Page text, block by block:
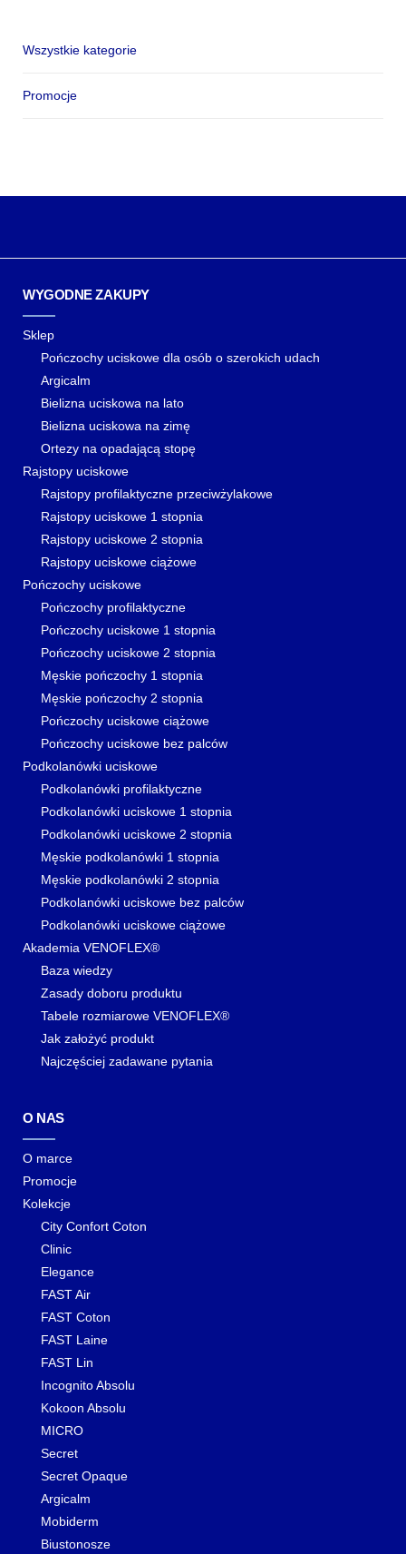
Wszystkie kategorie
Promocje
WYGODNE ZAKUPY
Sklep
Pończochy uciskowe dla osób o szerokich udach
Argicalm
Bielizna uciskowa na lato
Bielizna uciskowa na zimę
Ortezy na opadającą stopę
Rajstopy uciskowe
Rajstopy profilaktyczne przeciwżylakowe
Rajstopy uciskowe 1 stopnia
Rajstopy uciskowe 2 stopnia
Rajstopy uciskowe ciążowe
Pończochy uciskowe
Pończochy profilaktyczne
Pończochy uciskowe 1 stopnia
Pończochy uciskowe 2 stopnia
Męskie pończochy 1 stopnia
Męskie pończochy 2 stopnia
Pończochy uciskowe ciążowe
Pończochy uciskowe bez palców
Podkolanówki uciskowe
Podkolanówki profilaktyczne
Podkolanówki uciskowe 1 stopnia
Podkolanówki uciskowe 2 stopnia
Męskie podkolanówki 1 stopnia
Męskie podkolanówki 2 stopnia
Podkolanówki uciskowe bez palców
Podkolanówki uciskowe ciążowe
Akademia VENOFLEX®
Baza wiedzy
Zasady doboru produktu
Tabele rozmiarowe VENOFLEX®
Jak założyć produkt
Najczęściej zadawane pytania
O NAS
O marce
Promocje
Kolekcje
City Confort Coton
Clinic
Elegance
FAST Air
FAST Coton
FAST Laine
FAST Lin
Incognito Absolu
Kokoon Absolu
MICRO
Secret
Secret Opaque
Argicalm
Mobiderm
Biustonosze